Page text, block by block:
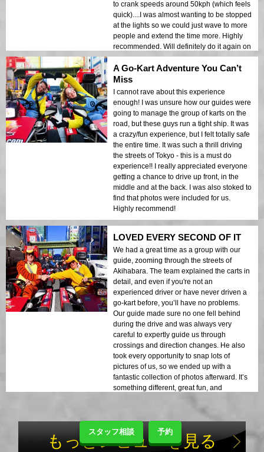
スタッフ相談 予約
to crank speeds around 50kph (which feels
quick)....I was almost wanting to be stopped
at the lights so we could just wave to more
people and extend the time more. Highly
recommended. Will definitely do it again on
my next visit to Tokyo.
A Go-Kart Adventure You Can’t
Miss
I cannot rave about this experience
enough! I was unsure how our guides were
going to manage the group of karts on the
road, but these guys run a tight ship. It was
a crazy/fun experience, but I felt totally safe
the entire time. It was such a thrill driving
the streets of Tokyo - this is a must do
experience!! I really appreciated everyone
getting a chance to drive up front, in the
middle and at the back. I was also stoked to
find that photos were included for us.
Highly recommend!
LOVED EVERY SECOND OF IT
We had a great time as a group with our
guide, zooming through the streets of
Akihabara. The team explained the carts in
detail, and even if you're not an
experienced driver or have never driven a
go-kart before, you’ll have no problems.
Our guide made sure no one fell behind
during the drive and was always very
careful to expertly guide us through
crossings and direction changes. He also
took every opportunity to snap lots of
pictures of us, so we ended up with a
fantastic collection of photos afterward. It’s
something different, great fun, and
もっとレビューを見る